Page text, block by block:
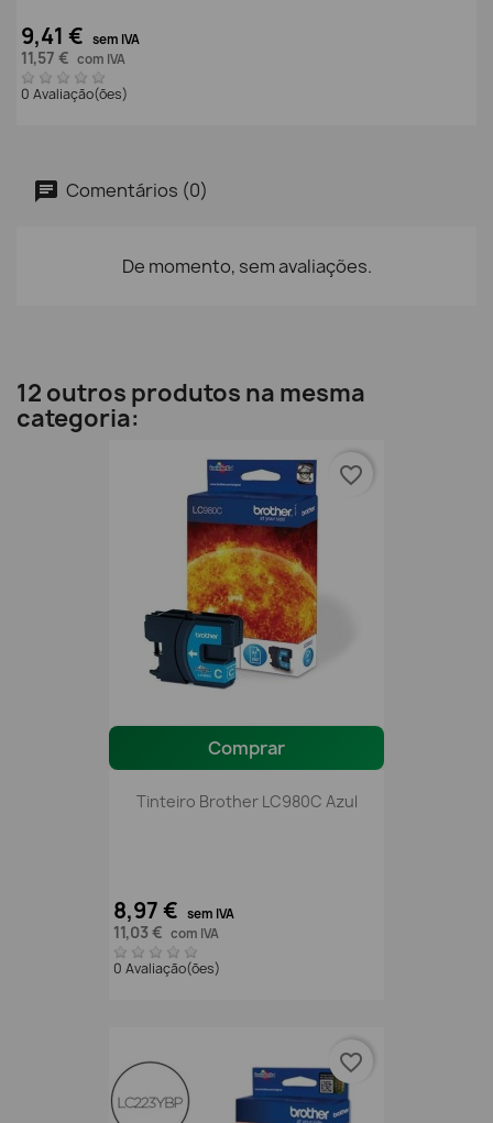
9,41 € sem IVA
11,57 € com IVA
0 Avaliação(ões)
Comentários (0)
De momento, sem avaliações.
12 outros produtos na mesma
categoria:
Comprar
Tinteiro Brother LC980C Azul
8,97 € sem IVA
11,03 € com IVA
0 Avaliação(ões)
favorite_border
favorite_border